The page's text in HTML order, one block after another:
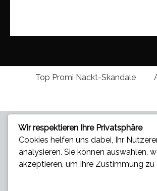
Top Promi Nackt-Skandale
Star und Promi News - Aktuelle
Wir respektieren Ihre Privatsphäre
Cookies helfen uns dabei, Ihr
analysieren. Sie können auswählen,
akzeptieren, um Ihre Zustimmung zu